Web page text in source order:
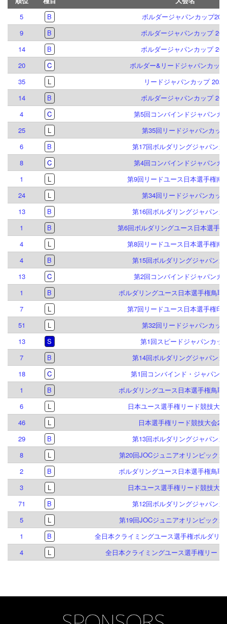
5
B
ボルダージャパンカップ
9
B
ボルダージャパンカップ
14
B
ボルダージャパンカップ
20
C
ボルダー&リードジャパンカッ
35
L
リードジャパンカップ 2023
14
B
ボルダージャパンカップ
4
C
第5回コンバインドジャパンカ
25
L
第35回リードジャパンカッ
6
B
第17回ボルダリングジャパンカ
8
C
第4回コンバインドジャパンカ
1
L
第9回リードユース日本選手権南
24
L
第34回リードジャパンカッ
13
B
第16回ボルダリングジャパンカ
1
B
第6回ボルダリングユース日本選手
4
L
第8回リードユース日本選手権南
4
B
第15回ボルダリングジャパンカ
13
C
第2回コンバインドジャパンカ
1
B
ボルダリングユース日本選手権鳥取
7
L
第7回リードユース日本選手権印
51
L
第32回リードジャパンカッ
13
S
第1回スピードジャパンカッ
7
B
第14回ボルダリングジャパンカ
18
C
第1回コンバインド・ジャパン
1
B
ボルダリングユース日本選手権鳥取
6
L
日本ユース選手権リード競技大
46
L
日本選手権リード競技大会
29
B
第13回ボルダリングジャパンカ
8
L
第20回JOCジュニアオリンピックカ
2
B
ボルダリングユース日本選手権鳥取
3
L
日本ユース選手権リード競技大
71
B
第12回ボルダリングジャパンカ
5
L
第19回JOCジュニアオリンピックカ
1
B
全日本クライミングユース選手権ボルダリ
4
L 全日本クライミングユース選手権リード